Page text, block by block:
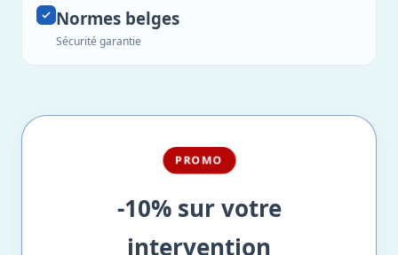
Normes belges
Sécurité garantie
PROMO
-10% sur votre
intervention